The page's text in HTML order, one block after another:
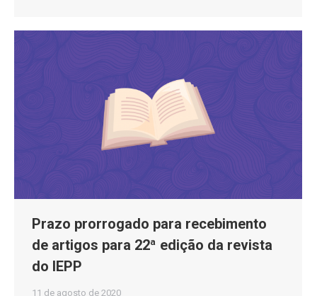
Prazo prorrogado para recebimento
de artigos para 22ª edição da revista
do IEPP
11 de agosto de 2020